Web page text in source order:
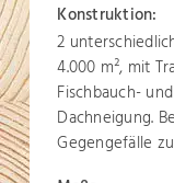
Konstruktion:
2
4.000 m², mit
Fischbauch-
Dachneigung.
Gegengefälle